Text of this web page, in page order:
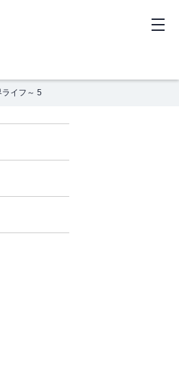
イフ～ 5